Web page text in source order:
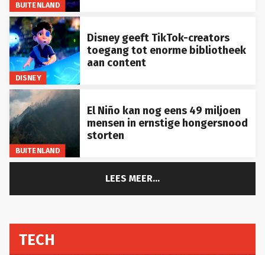
BUITENLAND
DISNEY
Disney geeft TikTok-creators
toegang tot enorme bibliotheek
aan content
BUITENLAND
El Niño kan nog eens 49 miljoen
mensen in ernstige hongersnood
storten
LEES MEER...
TECH